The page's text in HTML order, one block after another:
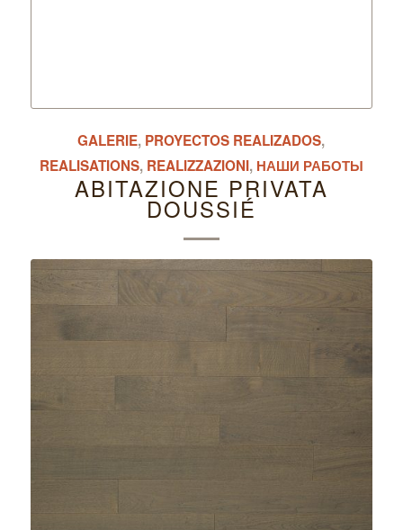
GALERIE, PROYECTOS REALIZADOS,
REALISATIONS, REALIZZAZIONI, НАШИ РАБОТЫ
ABITAZIONE PRIVATA
DOUSSIÉ